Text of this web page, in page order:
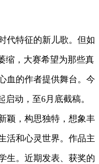
代特征的新儿歌。但如
缩，大赛希望为那些真
血的作者提供舞台。今
动，至6月底截稿。
颖，构思独特，想象丰
活和心灵世界。作品主
生。近期发表、获奖的